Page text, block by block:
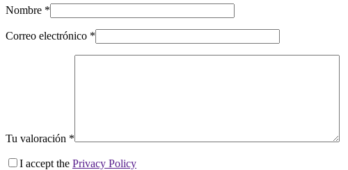
Nombre *
Correo electrónico *
Tu valoración *
I accept the Privacy Policy